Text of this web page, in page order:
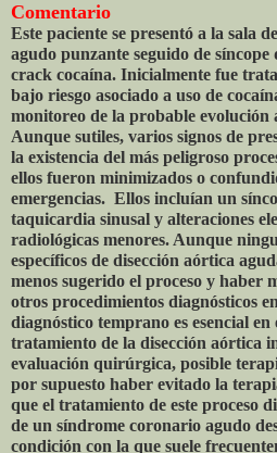
Comentario
Este paciente se presentó a la sala
agudo punzante seguido de síncope
crack cocaína. Inicialmente fue
bajo riesgo asociado a uso de
monitoreo de la probable
Aunque sutiles, varios signos de
la existencia del más peligroso
ellos fueron minimizados o
emergencias. Ellos incluían un
taquicardia sinusal y alteraciones
radiológicas menores. Aunque
específicos de disección aórtica
menos sugerido el proceso y haber
otros procedimientos diagnósticos
diagnóstico temprano es esencial
tratamiento de la disección aórtica
evaluación quirúrgica, posible
por supuesto haber evitado la
que el tratamiento de este proceso
de un síndrome coronario agudo
condición con la que suele